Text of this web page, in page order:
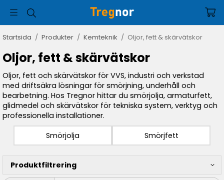
Startsida / Produkter / Kemteknik / Oljor, fett & skärvätskor
Oljor, fett & skärvätskor
Oljor, fett och skärvätskor för VVS, industri och verkstad
med driftsäkra lösningar för smörjning, underhåll och
bearbetning. Hos Tregnor hittar du smörjolja, armaturfett,
glidmedel och skärvätskor för tekniska system, verktyg och
professionella installationer.
Smörjolja
Smörjfett
Produktfiltrering